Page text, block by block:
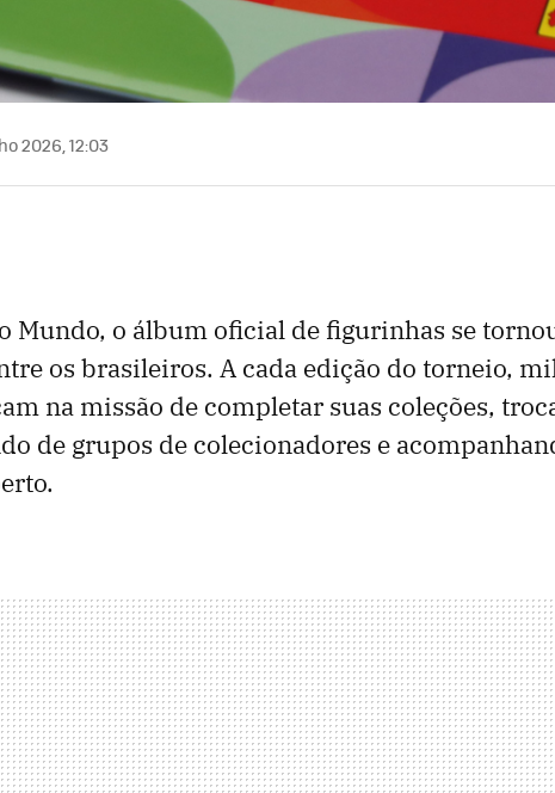
2026, 12:03
Mundo, o álbum oficial de figurinhas se
os brasileiros. A cada edição do torneio,
na missão de completar suas coleções,
de grupos de colecionadores e